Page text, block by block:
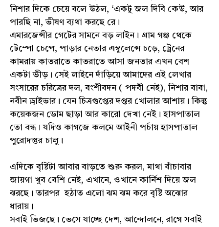
নিশার দিকে চেয়ে বলে উঠল, ‘একটু জল দিবি কেউ, আর
পারছি না, ভীষণ ব্যথা করছে রে।
এমারজেন্সীর গেটের সামনে বড় লাইন। গ্রাম গঞ্জ থেকে
টেম্পো চেপে, পাড়ার নেতার এম্বুলেন্সে চড়ে, ট্রেনের
কামরায় কাতরাতে কাতরাতে আসা জনতার এখন বেশ
একটা ভীড়। সেই লাইনে দাঁড়িয়ে আমাদের এই লেখার
সংসারের চরিত্রের দল, বংশীবদন ( পদবী নেই), নিশার বাবা,
নবীন ড্রাইভার। যেন চিত্রগুপ্তের দপ্তর খোলার আশায়। কিন্তু
কয়েকজন ডোম ছাড়া আর কারো দেখা নেই। হাসপাতাল
তো বন্ধ। যদিও কাগজে কলমে আইনী পর্চায় হাসপাতাল
পুরোদস্তুর চালু।
এদিকে বৃষ্টিটা আবার বাড়তে শুরু করল, মাথা বাঁচাবার
জায়গা খুব বেশি নেই, এখানে, ওখানে কার্নিশ দিয়ে জল
ঝরছে। তারপর হঠাত এলো ঝম ঝম করে বৃষ্টি অঝোর
ধারায়।
সবাই ভিজছে। ভেসে যাচ্ছে দেশ, আন্দোলনে, রাগে সবাই